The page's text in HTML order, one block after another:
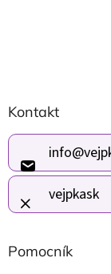
á
p
t
i
e
Kontakt
info@
vejpkask
Pomocník